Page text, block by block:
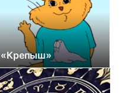
«Крепыш»